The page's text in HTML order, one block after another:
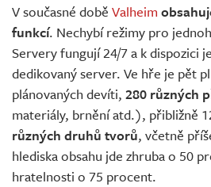
V současné době Valheim
funkcí. Nechybí režimy pro
Servery fungují 24/7 a k dispozici
dedikovaný server. Ve hře je pět
plánovaných devíti, 280 různých
materiály, brnění atd.), přibližně
různých druhů tvorů, včetně
hlediska obsahu jde zhruba o 50
hratelnosti o 75 procent.